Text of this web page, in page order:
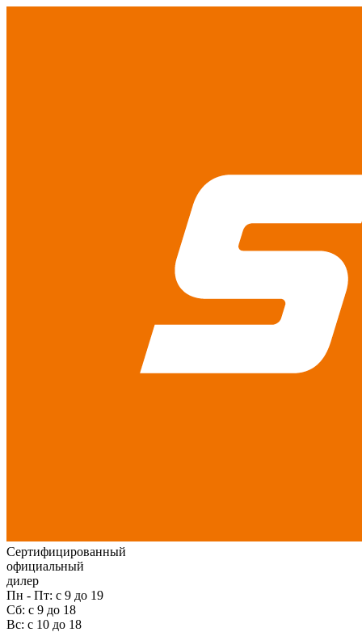
Сертифицированный
официальный
дилер
Пн - Пт: с 9 до 19
Сб: с 9 до 18
Вс: с 10 до 18